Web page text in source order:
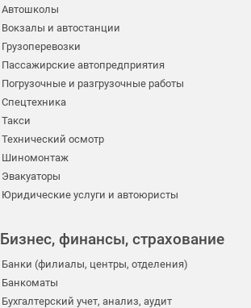
Автошколы
Вокзалы и автостанции
Грузоперевозки
Пассажирские автопредприятия
Погрузочные и разгрузочные работы
Спецтехника
Такси
Технический осмотр
Шиномонтаж
Эвакуаторы
Юридические услуги и автоюристы
Бизнес, финансы, страхование
Банки (филиалы, центры, отделения)
Банкоматы
Бухгалтерский учет, анализ, аудит